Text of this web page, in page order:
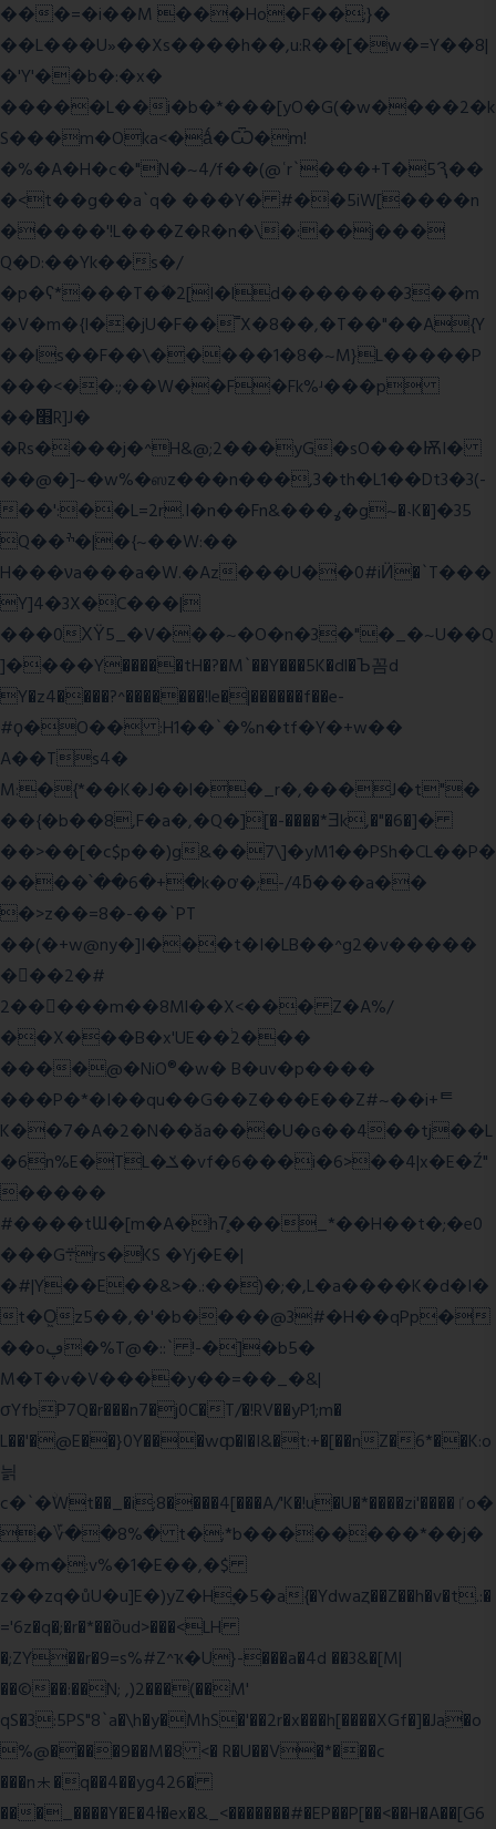
���=�i��M ���Ho�F��;}�
��L���U»��Xs����h��,u:R��[�w�=Y��8|
�'Y'��b�:�x�
�����L��i�b�*���[yO�G(�w����2�k
S���m�Oka<�ǻ�Ѿ�m!
�%�A�H�c�"N�~4/f��(@ʿr`���+T�5Ԇ��
�<t��g��a`q� ���Y� #��5iW[����n
�����'!L���Z�R�n�\�:��j���
Q�D:��Yk��s�/
�p�ʕ*���T�ؘ�2[I�ld�������3��m
�V�m�{I��jU�F��˭X�8��,�T��"��A{Y
��ls��F��\�����1�8�~M}L�����P
���<��:;��W��F�Fk%ʴ���p
��׫R]J�
�Rs����j�^H&@;2���yG�sO���ѬI�
��@�]~�w%�ஸz���n���,3�th�L1��Dt3�3(-
��':��L=2r.I�n��Fn&���ߩ�g~�˴K�]�35
Q��ׯ�|�{~��W:��
H���νa���a�W.�Az���U��0#iӤ�`T���
Y]4�3X�C���|
���0ХΫ5_�V���~�O�n�3�"�_�~U��Q
]����Y�����tH�?�M`��Y���5K�dl�Ъ꼼d
Y�z4����?^�������!le�|������f��e-
#ϙ�O�� :H1��`�%n�tf�Y�+w��
A��Ts4�
M:�{*��K�J��l��_r�,���J�t"�
��{�b��8,F�a�,�Q�][�-����*Ǝk,�"�6�]�
��>��[�c$p��)g&��7\]�yM1��PSh�CL��P�
����՝��6�+�k�ơ�;-/4ƃ���a��
�>z��=8�-��`PT
��(�+w@ny�]I���t�I�LB��^g2�v�����
��ٕ�2�#
2�����m��8Ml��X<��� Z�A%/
��X���B�x'UE��֔2���
����@�NiO®�w� B�uv�p����
���P�*�I��qu��G��Z��� E��Z#~��i+ᄐ
K��7�A�2�N��ăa���U�ɢ��4��tj��L
�6n%E�TL�ݎ�vf�6���i�6>��4|x�E�Ź"
�����
#����tƜ�[m�A�h7̥���_*��H��t�;�e0
���G܊rs�֗KS �Yj�E�|
�#|Y��E��&>�.:��)�;�,L�a����K�d�I�
t�O͖z5��,�'�b����@3#�H��qPp�
��oڥ�%T@�::` !-�]�b5�
M�T�v�V����y��=��_�&|
σYfbP7Q�r���n7�j0C�T/�!RV��yP1;m�
L��'�@E��}0Y���wȹ�l�I&�t:+�[��nZ�6*��K:o
늵
c�`�ۨWt��_�i;8����4[���A/'K�!u�U�*����zi'����ٵo�
�؆��8%� t�;*b��������*��j�
��m�:v%�1�E��,�$
z��zq�ůU�u]E�)yZ�Hׇ�5�a{�Ydwaȥ��Z��h�v�t.:�
='6z�q�;�r�*��ȍud>���<LH
�;ZY��r�9=s%#Z^ҡ�U}-���a�4d ��3&�[M|
��©��:��N; ,)2���(��M'
qS�3:5PS"8`a�\h�y�MhS�'��2r�x���h[����XGf�]�Ja�o
%@����9��M�8 <� R�U��V�*���c
���n⯸�q��4��yg426�
���_����Y�E�4Ɨ�ex�&_<�������#�EP��P[��<��H�A��[G6